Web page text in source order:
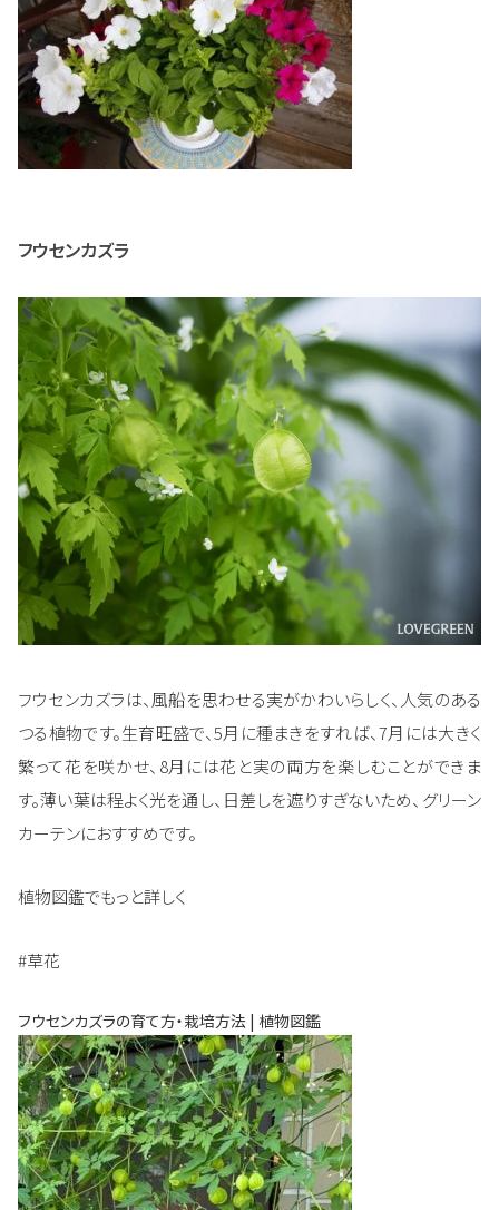
フウセンカズラ
フウセンカズラは、風船を思わせる実がかわいらしく、人気のある
つる植物です。生育旺盛で、5月に種まきをすれば、7月には大きく
繁って花を咲かせ、8月には花と実の両方を楽しむことができま
す。薄い葉は程よく光を通し、日差しを遮りすぎないため、グリーン
カーテンにおすすめです。
植物図鑑でもっと詳しく
#草花
フウセンカズラの育て方・栽培方法 | 植物図鑑